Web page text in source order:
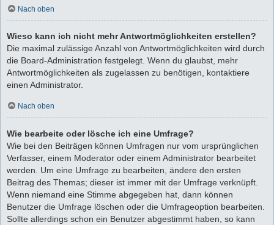
Nach oben
Wieso kann ich nicht mehr Antwortmöglichkeiten erstellen?
Die maximal zulässige Anzahl von Antwortmöglichkeiten wird durch
die Board-Administration festgelegt. Wenn du glaubst, mehr
Antwortmöglichkeiten als zugelassen zu benötigen, kontaktiere
einen Administrator.
Nach oben
Wie bearbeite oder lösche ich eine Umfrage?
Wie bei den Beiträgen können Umfragen nur vom ursprünglichen
Verfasser, einem Moderator oder einem Administrator bearbeitet
werden. Um eine Umfrage zu bearbeiten, ändere den ersten
Beitrag des Themas; dieser ist immer mit der Umfrage verknüpft.
Wenn niemand eine Stimme abgegeben hat, dann können
Benutzer die Umfrage löschen oder die Umfrageoption bearbeiten.
Sollte allerdings schon ein Benutzer abgestimmt haben, so kann